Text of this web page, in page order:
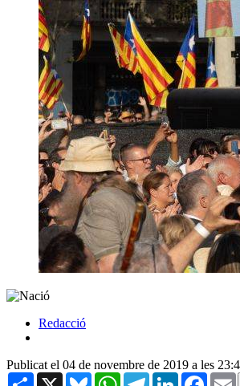
Redacció
Publicat el 04 de novembre de 2019 a les
Share X BlueskyWhatsAppTelegramLinkedIn